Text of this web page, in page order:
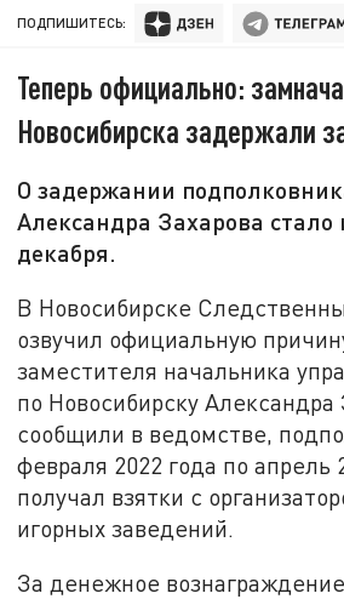
ПОДПИШИТЕСЬ:
Теперь официально:
Новосибирска задержали
О задержании
Александра Захарова стало
декабря.
В Новосибирске
озвучил официальную
заместителя начальника
по Новосибирску Александра
сообщили в ведомстве,
февраля 2022 года по апрель
получал взятки с
игорных заведений.
За денежное